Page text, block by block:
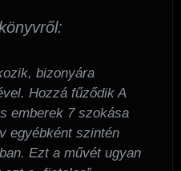
bizonyára
Hozzá fűződik A
emberek 7 szokása
egyébként szintén
Ezt a művét ugyan